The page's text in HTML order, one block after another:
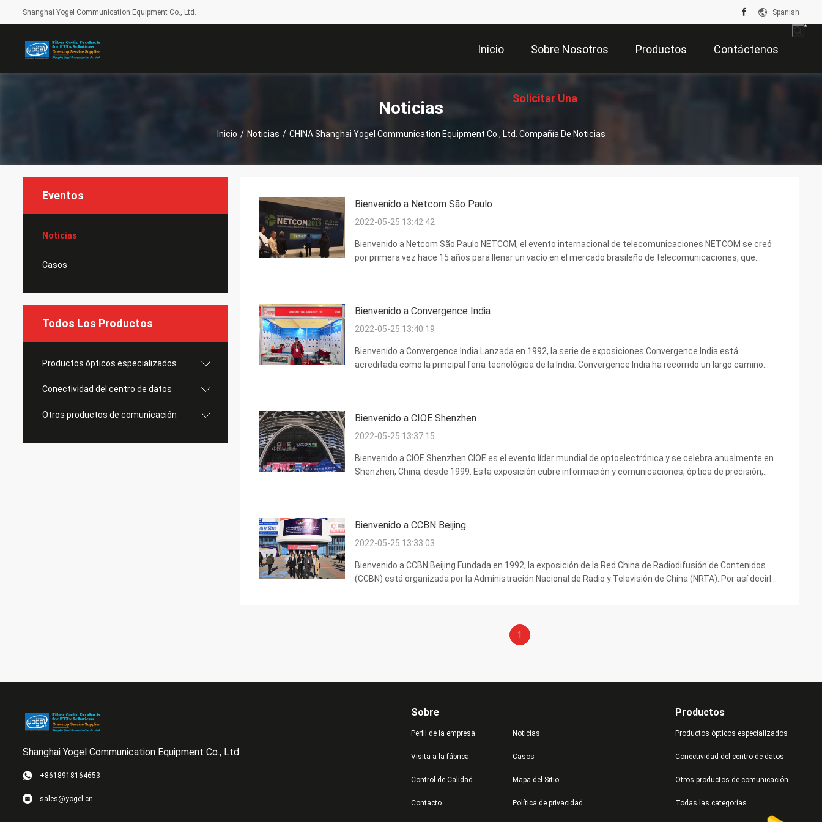
Shanghai Yogel Communication Equipment Co., Ltd. Spanish
Inicio Sobre Nosotros Productos Contáctenos
Solicitar Una
Noticias
Inicio / Noticias / CHINA Shanghai Yogel Communication Equipment Co., Ltd. Compañía De Noticias
Eventos
Noticias
Casos
Todos Los Productos
Productos ópticos especializados
Conectividad del centro de datos
Otros productos de comunicación
Bienvenido a Netcom São Paulo
2022-05-25 13:42:42
Bienvenido a Netcom São Paulo NETCOM, el evento internacional de telecomunicaciones NETCOM se creó
por primera vez hace 15 años para llenar un vacío en el mercado brasileño de telecomunicaciones, que
Bienvenido a Convergence India
2022-05-25 13:40:19
Bienvenido a Convergence India Lanzada en 1992, la serie de exposiciones Convergence India está
acreditada como la principal feria tecnológica de la India. Convergence India ha recorrido un largo camino
Bienvenido a CIOE Shenzhen
2022-05-25 13:37:15
Bienvenido a CIOE Shenzhen CIOE es el evento líder mundial de optoelectrónica y se celebra anualmente en
Shenzhen, China, desde 1999. Esta exposición cubre información y comunicaciones, óptica de precisión,
Bienvenido a CCBN Beijing
2022-05-25 13:33:03
Bienvenido a CCBN Beijing Fundada en 1992, la exposición de la Red China de Radiodifusión de Contenidos
(CCBN) está organizada por la Administración Nacional de Radio y Televisión de China (NRTA). Por así decirlo,
1
Shanghai Yogel Communication Equipment Co., Ltd.
+8618918164653
sales@yogel.cn
Sobre
Perfil de la empresa
Visita a la fábrica
Control de Calidad
Contacto
Noticias
Casos
Mapa del Sitio
Política de privacidad
Productos
Productos ópticos especializados
Conectividad del centro de datos
Otros productos de comunicación
Todas las categorías